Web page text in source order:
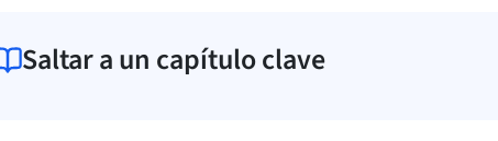
Saltar a un capítulo clave